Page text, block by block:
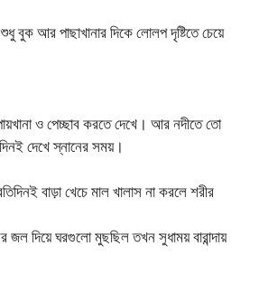
বুক আর পাছাখানার দিকে লোলপ দৃষ্টিতে চেয়ে
ও পেচ্ছাব করতে দেখে। আর নদীতে তো
দেখে স্নানের সময়।
বাড়া খেচে মাল খালাস না করলে শরীর
জল দিয়ে ঘরগুলো মুছছিল তখন সুধাময় বারান্দায়